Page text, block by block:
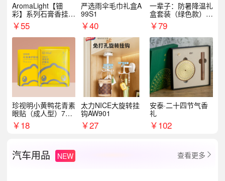
AromaLight【钿
彩】系列石膏香挂
（代发香味随机）
￥55
严选雨伞毛巾礼盒A
99S1
￥40
一辈子：防暑降温礼
盒套装（绿色款）支
持自由搭配
￥79
珍视明小黄鸭花青素
眼贴（成人型）7对/
盒
￥18
太力NICE大旋转挂
钩AW901
￥27
安泰·二十四节气香
礼
￥102
汽车用品 NEW 查看更多 